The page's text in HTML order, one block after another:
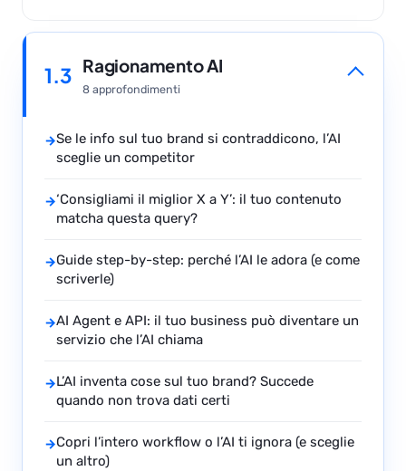
1.3 Ragionamento AI
8 approfondimenti
→Se le info sul tuo brand si contraddicono, l’AI
sceglie un competitor
→‘Consigliami il miglior X a Y’: il tuo contenuto
matcha questa query?
→Guide step-by-step: perché l’AI le adora (e come
scriverle)
→AI Agent e API: il tuo business può diventare un
servizio che l’AI chiama
→L’AI inventa cose sul tuo brand? Succede
quando non trova dati certi
→Copri l’intero workflow o l’AI ti ignora (e sceglie
un altro)